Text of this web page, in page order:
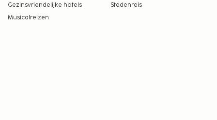
Gezinsvriendelijke hotels
Stedenreis
Musicalreizen